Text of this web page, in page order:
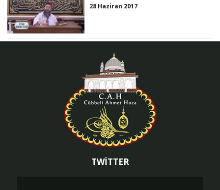
28 Haziran 2017
TWİTTER